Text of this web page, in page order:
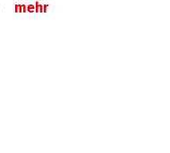
mehr